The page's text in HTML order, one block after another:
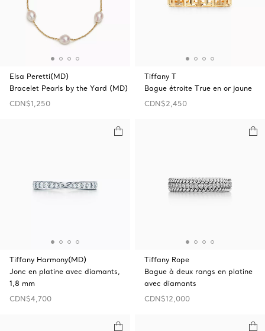
Elsa Peretti(MD)
Bracelet Pearls by the Yard (MD)
CDN$1,250
Tiffany T
Bague étroite True en or jaune
CDN$2,450
Tiffany Harmony(MD)
Jonc en platine avec diamants,
1,8 mm
CDN$4,700
Tiffany Rope
Bague à deux rangs en platine
avec diamants
CDN$12,000